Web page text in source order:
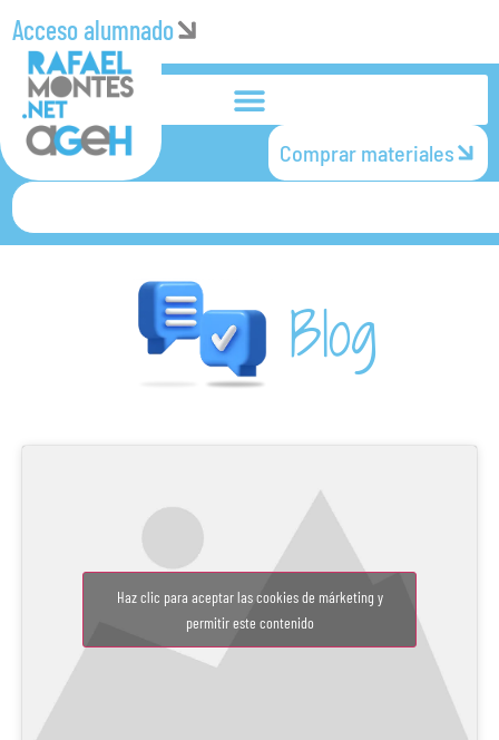
Acceso alumnado
Comprar materiales
Blog
Haz clic para aceptar las cookies de márketing y
permitir este contenido